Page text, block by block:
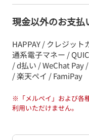
現金以外のお支払
HAPPAY / クレジッ
通系電子マネー /
/ d払い / WeChat Pay
/ 楽天ペイ / FamiPay
※ 「メルペイ」および
利用いただけません。